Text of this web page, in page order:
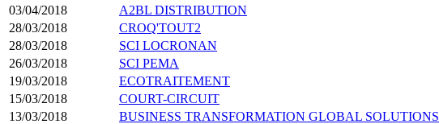
03/04/2018
A2BL DISTRIBUTION
28/03/2018
CROQ'TOUT2
28/03/2018
SCI LOCRONAN
26/03/2018
SCI PEMA
19/03/2018
ECOTRAITEMENT
15/03/2018
COURT-CIRCUIT
13/03/2018
BUSINESS TRANSFORMATION GLOBAL SOLUTIONS